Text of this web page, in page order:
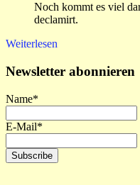
Noch kommt es viel
declamirt.
Weiterlesen
Newsletter abonnieren
Name*
E-Mail*